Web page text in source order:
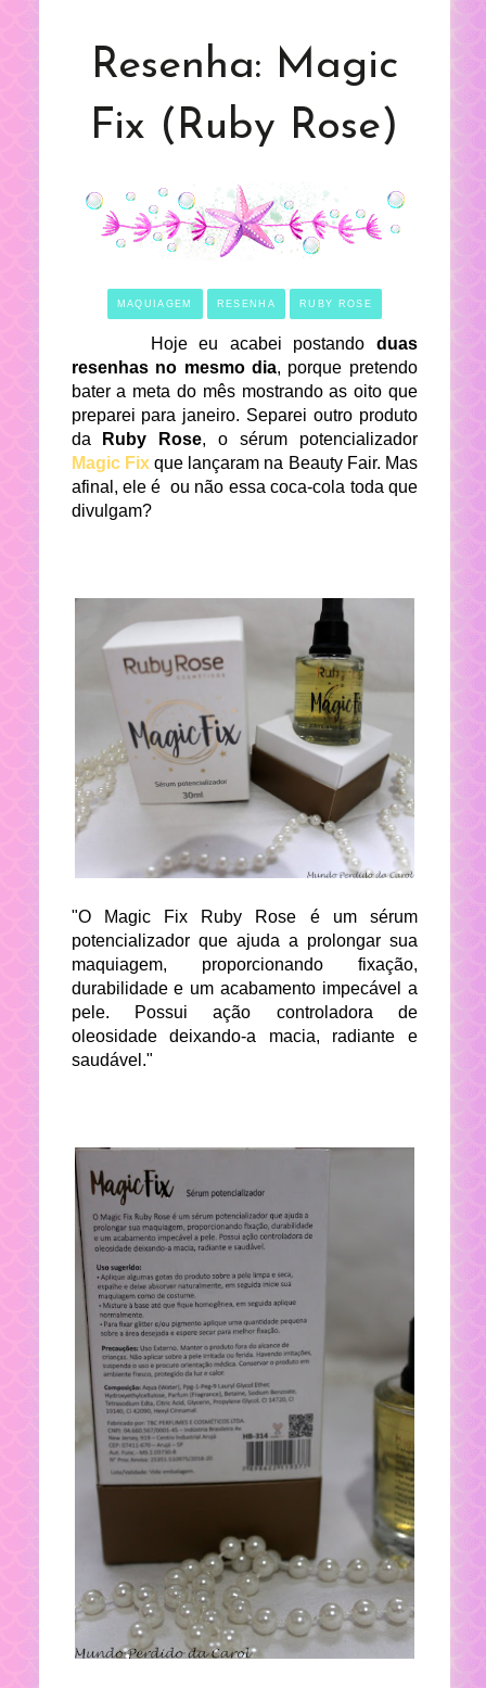
Resenha: Magic
Fix (Ruby Rose)
MAQUIAGEM RESENHA RUBY ROSE
Hoje eu acabei postando duas
resenhas no mesmo dia, porque pretendo
bater a meta do mês mostrando as oito que
preparei para janeiro. Separei outro produto
da
Ruby Rose, o sérum potencializador
Magic Fix que lançaram na Beauty Fair. Mas
afinal, ele é ou não essa coca-cola toda que
divulgam?
"O Magic Fix Ruby Rose é um sérum
potencializador que ajuda a prolongar sua
maquiagem, proporcionando fixação,
durabilidade e um acabamento impecável a
pele. Possui ação controladora de
oleosidade deixando-a macia, radiante e
saudável."